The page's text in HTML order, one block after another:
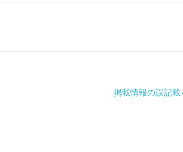
掲載情報の誤記載